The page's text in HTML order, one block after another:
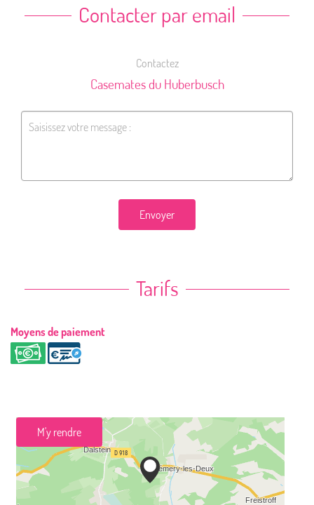
Contacter par email
Contactez
Casemates du Huberbusch
Envoyer
Tarifs
Moyens de paiement
M'y rendre